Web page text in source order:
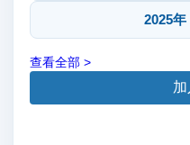
2025年
查看全部 >